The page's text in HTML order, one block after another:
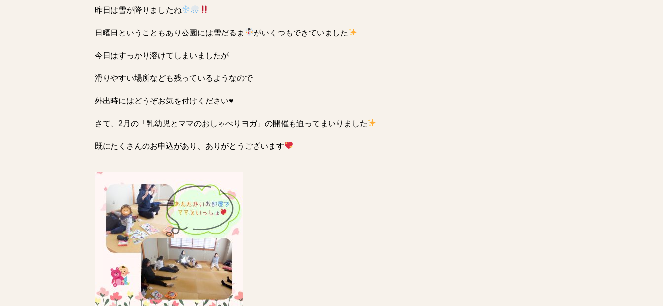
昨日は雪が降りましたね
日曜日ということもあり公園には雪だるま がいくつもできていました
今日はすっかり溶けてしまいましたが
滑りやすい場所なども残っているようなので
外出時にはどうぞお気を付けください♥️
さて、2月の「乳幼児とママのおしゃべりヨガ」の開催も迫ってまいりました
既にたくさんのお申込があり、ありがとうございます